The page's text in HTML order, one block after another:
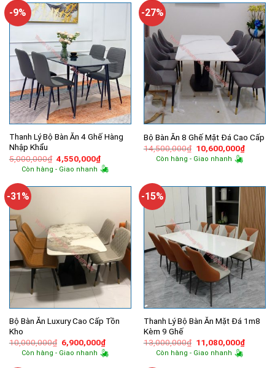
5,700,000₫.
650,000₫.
-9%
Thanh Lý Bộ Bàn Ăn 4 Ghế Hàng
Nhập Khẩu
5,000,000₫ Giá
gốc
là:
4,550,000₫Giá
hiện
tại
4,550,000₫.
Còn hàng - Giao nhanh
-27%
Bộ Bàn Ăn 8 Ghế Mặt Đá Cao Cấp
14,500,000₫ Giá
gốc
là:
10,600,000₫Giá
hiện
Còn hàng - Giao nhanh
-31%
Bộ Bàn Ăn Luxury Cao Cấp Tồn
Kho
10,000,000₫ Giá
gốc
là:
6,900,000₫Giá
hiện
tại
Còn hàng - Giao nhanh
-15%
Thanh Lý Bộ Bàn Ăn Mặt Đá 1m8
Kèm 9 Ghế
13,000,000₫ Giá
gốc
là:
11,080,000₫Giá
hiện
Còn hàng - Giao nhanh